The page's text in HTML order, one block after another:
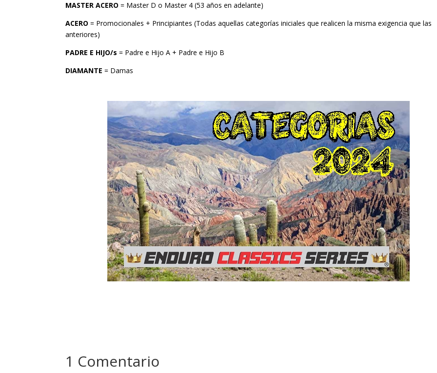
MASTER ACERO = Master D o Master 4 (53 años en adelante)
ACERO = Promocionales + Principiantes (Todas aquellas categorías iniciales que realicen la misma exigencia que las
anteriores)
PADRE E HIJO/s = Padre e Hijo A + Padre e Hijo B
DIAMANTE = Damas
1 Comentario